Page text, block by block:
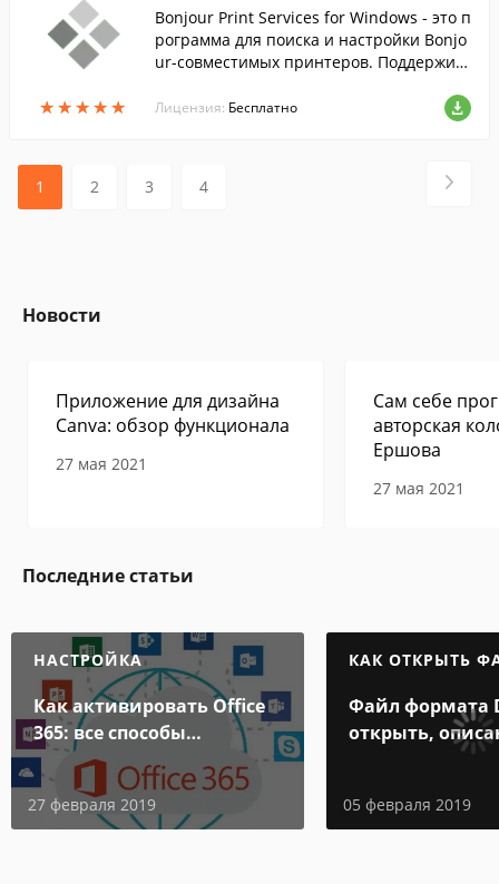
★★★★★
★★★★★
Bonjour Print Services for Windows - это п
рограмма для поиска и настройки Bonjo
ur-совместимых принтеров. Поддержив
Лицензия: Бесплатно
1 2 3 4
Новости
Приложение для дизайна
Canva: обзор функционала
27 мая 2021
Сам себе
авторская
Ершова
27 мая 2021
Последние статьи
НАСТРОЙКА
Как активировать Office
365: все способы
активации
27 февраля 2019
КАК ОТКРЫТЬ
Файл формата
открыть,
05 февраля 2019